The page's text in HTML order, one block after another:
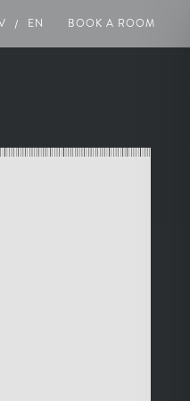
EN BOOK A ROOM